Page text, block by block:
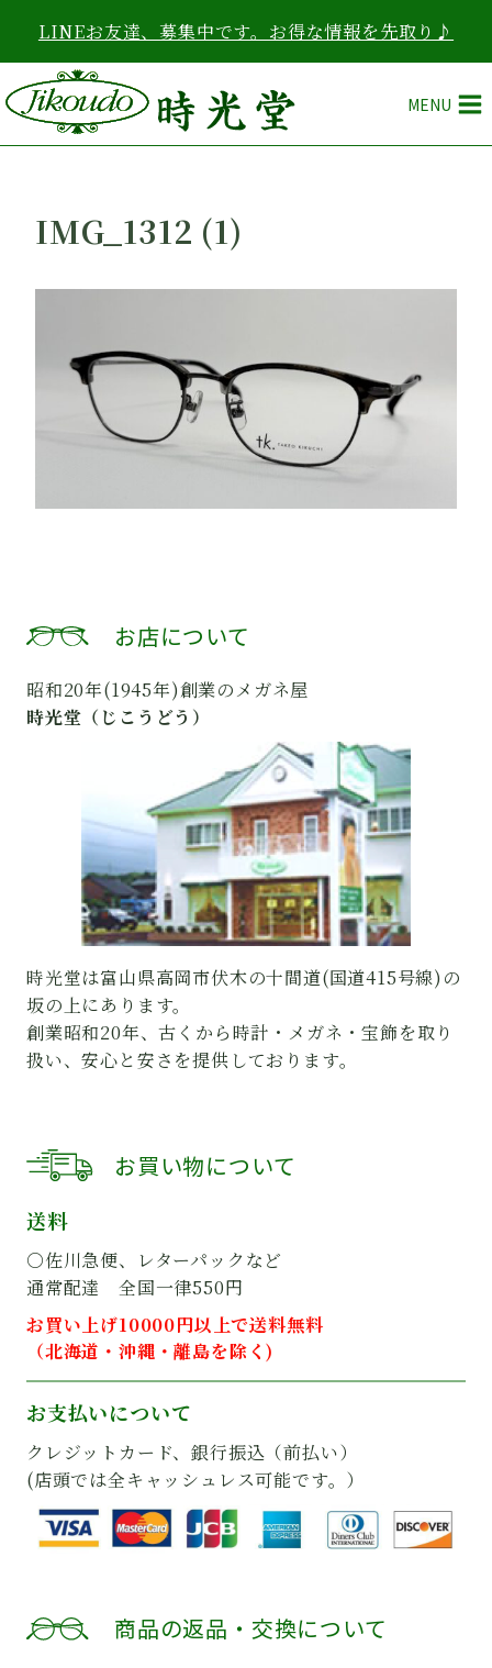
を
ス
キ
ッ
LINEお友達、募集中です。お得な情報を先取り♪
MENU
IMG_1312 (1)
お店について
昭和20年(1945年)創業のメガネ屋
時光堂（じこうどう）
時光堂は富山県高岡市伏木の十間道(国道415号線)の
坂の上にあります。
創業昭和20年、古くから時計・メガネ・宝飾を取り
扱い、安心と安さを提供しております。
お買い物について
送料
○佐川急便、レターパックなど
通常配達 全国一律550円
お買い上げ10000円以上で送料無料
（北海道・沖縄・離島を除く)
お支払いについて
クレジットカード、銀行振込（前払い）
(店頭では全キャッシュレス可能です。）
商品の返品・交換について